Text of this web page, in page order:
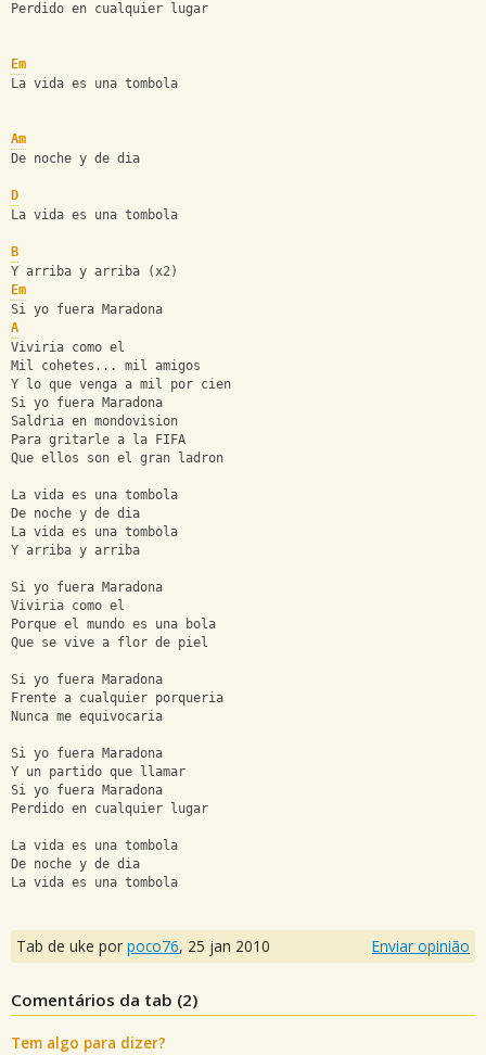
Perdido en cualquier lugar
Em
La vida es una tombola
Am
De noche y de dia
D
La vida es una tombola
B
Y arriba y arriba (x2)
Em
Si yo fuera Maradona
A
Viviria como el
Mil cohetes... mil amigos
Y lo que venga a mil por cien
Si yo fuera Maradona
Saldria en mondovision
Para gritarle a la FIFA
Que ellos son el gran ladron
La vida es una tombola
De noche y de dia
La vida es una tombola
Y arriba y arriba
Si yo fuera Maradona
Viviria como el
Porque el mundo es una bola
Que se vive a flor de piel
Si yo fuera Maradona
Frente a cualquier porqueria
Nunca me equivocaria
Si yo fuera Maradona
Y un partido que llamar
Si yo fuera Maradona
Perdido en cualquier lugar
La vida es una tombola
De noche y de dia
La vida es una tombola
Tab de uke por poco76, 25 jan 2010 Enviar opinião
Comentários da tab (2)
Tem algo para dizer?